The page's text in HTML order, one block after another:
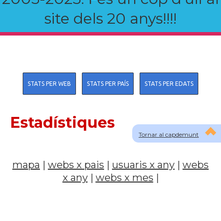
site dels 20 anys!!!!
Tornar al capdemunt
STATS PER WEB STATS PER PAÍS STATS PER EDATS
Estadístiques
mapa | webs x pais | usuaris x any | webs
x any| webs x mes |